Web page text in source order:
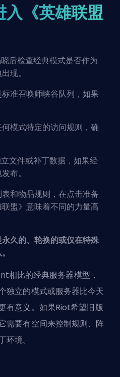
《英雄联盟
后检查经典模式是否作为
现。
准召唤师峡谷队列，如果
模式特定的访问规则，确
文件或补丁数据，如果经
布。
和物品规则，在点击准备
盟》意味着不同的力量高
久的、轮换的或仅在特殊
相比的经典服务器模型，
独立的模式或服务器比今天
有意义。如果Riot希望旧版
需要有空间来控制规则、阵
境。